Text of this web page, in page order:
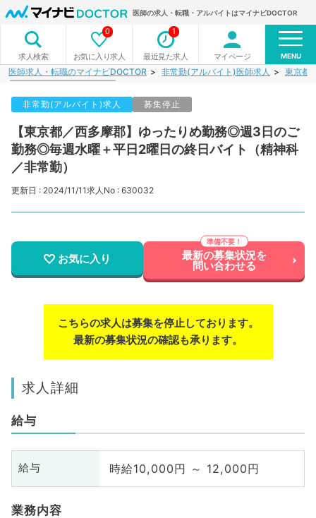
医師の求人・転職・アルバイトはマイナビDOCTOR
求人検索 お気に入り求人
0
最近見た求人
1
マイページ MENU
医師求人・転職のマイナビDOCTOR 非常勤(アルバイト)医師求人 東京都
非常勤(アルバイト)求人 募集停止
【東京都／西多摩郡】ゆったりめ勤務◎週3日のご
勤務◎毎週水曜＋平日2曜日の終日バイト（精神科
／非常勤）
更新日 : 2024/11/11求人No : 630032
お気に入り 最新の募集状況を
問い合わせる
こちらの求人は募集を停止しております。
最新の募集状況の確認も承ります。
求人詳細
給与
給与 時給10,000円 ～ 12,000円
業務内容